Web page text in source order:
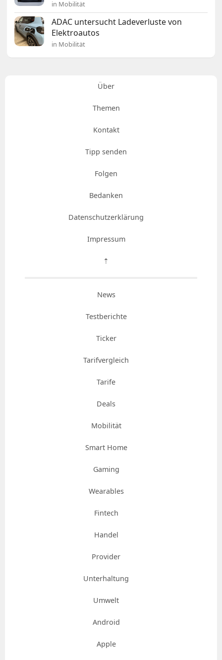
in Mobilität
ADAC untersucht Ladeverluste von
Elektroautos
in Mobilität
Über
Themen
Kontakt
Tipp senden
Folgen
Bedanken
Datenschutzerklärung
Impressum
⇡
News
Testberichte
Ticker
Tarifvergleich
Tarife
Deals
Mobilität
Smart Home
Gaming
Wearables
Fintech
Handel
Provider
Unterhaltung
Umwelt
Android
Apple